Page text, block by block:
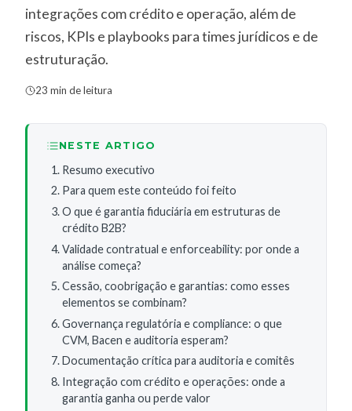
integrações com crédito e operação, além de
riscos, KPIs e playbooks para times jurídicos e de
estruturação.
23 min de leitura
NESTE ARTIGO
Resumo executivo
Para quem este conteúdo foi feito
O que é garantia fiduciária em estruturas de
crédito B2B?
Validade contratual e enforceability: por onde a
análise começa?
Cessão, coobrigação e garantias: como esses
elementos se combinam?
Governança regulatória e compliance: o que
CVM, Bacen e auditoria esperam?
Documentação crítica para auditoria e comitês
Integração com crédito e operações: onde a
garantia ganha ou perde valor